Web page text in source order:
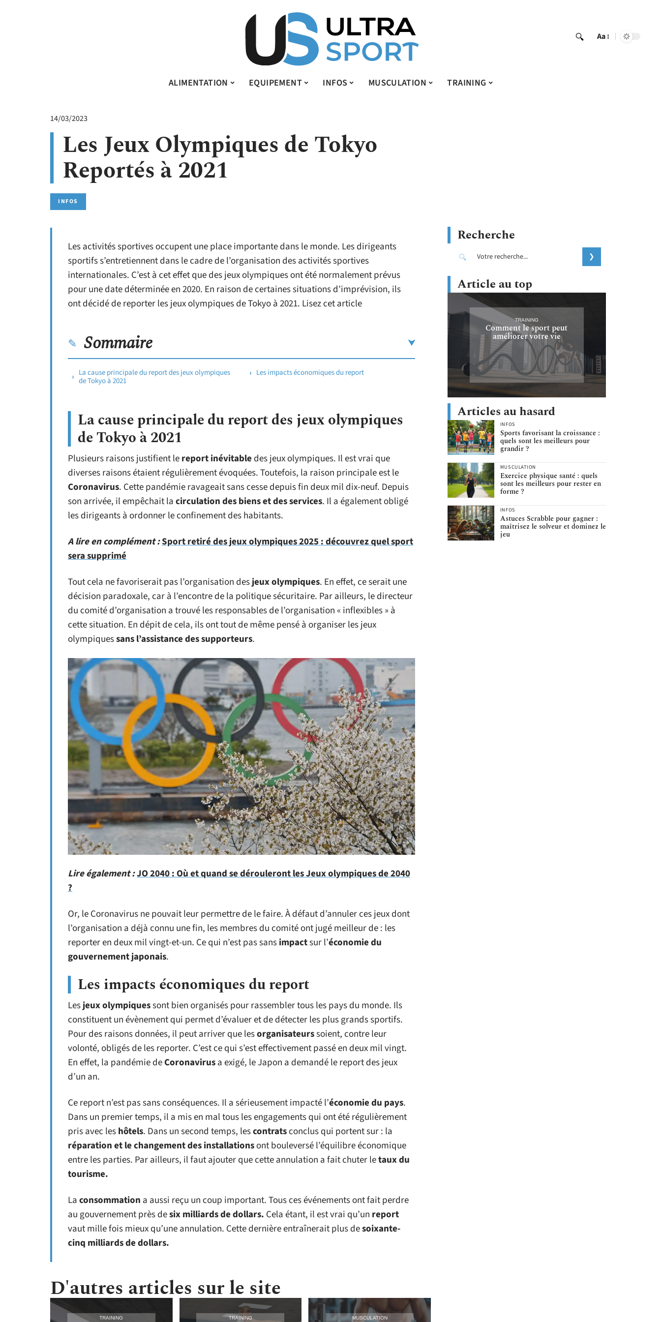
Aa
ALIMENTATION EQUIPEMENT INFOS MUSCULATION TRAINING
14/03/2023
Les Jeux Olympiques de Tokyo
Reportés à 2021
INFOS
Les activités sportives occupent une place importante dans le monde. Les dirigeants
sportifs s’entretiennent dans le cadre de l’organisation des activités sportives
internationales. C’est à cet effet que des jeux olympiques ont été normalement prévus
pour une date déterminée en 2020. En raison de certaines situations d’imprévision, ils
ont décidé de reporter les jeux olympiques de Tokyo à 2021. Lisez cet article
Sommaire
La cause principale du report des jeux olympiques
de Tokyo à 2021
Les impacts économiques du report
La cause principale du report des jeux olympiques
de Tokyo à 2021
Plusieurs raisons justifient lereport inévitable des jeux olympiques. Il est vrai que
diverses raisons étaient régulièrement évoquées. Toutefois, la raison principale est le
Coronavirus. Cette pandémie ravageait sans cesse depuis fin deux mil dix-neuf. Depuis
son arrivée, il empêchait lacirculation des biens et des services. Il a également obligé
les dirigeants à ordonner le confinement des habitants.
A lire en complément :Sport retiré des jeux olympiques 2025 : découvrez quel sport
sera supprimé
Tout cela ne favoriserait pas l’organisation desjeuxolympiques. En effet, ce serait une
décision paradoxale, car à l’encontre de la politique sécuritaire. Par ailleurs, le directeur
du comité d’organisation a trouvé les responsables de l’organisation « inflexibles » à
cette situation. En dépit de cela, ils ont tout de même pensé à organiser les jeux
olympiquessans l’assistance des supporteurs.
Lire également :JO 2040 : Où et quand se dérouleront les Jeux olympiques de 2040
?
Or, le Coronavirus ne pouvait leur permettre de le faire. À défaut d’annuler ces jeux dont
l’organisation a déjà connu une fin, les membres du comité ont jugé meilleur de : les
reporter en deux mil vingt-et-un. Ce qui n’est pas sansimpactsur l’économie du
gouvernement japonais.
Les impacts économiques du report
Lesjeuxolympiquessont bien organisés pour rassembler tous les pays du monde. Ils
constituent un évènement qui permet d’évaluer et de détecter les plus grands sportifs.
Pour des raisons données, il peut arriver que lesorganisateurssoient, contre leur
volonté, obligés de les reporter. C’est ce qui s’est effectivement passé en deux mil vingt.
En effet, la pandémie deCoronavirusa exigé, le Japon a demandé le report des jeux
d’un an.
Ce report n’est pas sans conséquences. Il a sérieusement impacté l’économie du pays.
Dans un premier temps, il a mis en mal tous les engagements qui ont été régulièrement
pris avec leshôtels. Dans un second temps, lescontratsconclus qui portent sur : la
réparation et le changement des installationsont bouleversé l’équilibre économique
entre les parties. Par ailleurs, il faut ajouter que cette annulation a fait chuter letaux du
tourisme.
Laconsommation a aussi reçu un coup important. Tous ces événements ont fait perdre
au gouvernement près desix milliards de dollars. Cela étant, il est vrai qu’un report
vaut mille fois mieux qu’une annulation. Cette dernière entraînerait plus desoixante-
cinq milliards de dollars.
D'autres articles sur le site
TRAINING TRAINING MUSCULATION
Recherche
Article au top
TRAINING
Comment le sport peut
améliorer votre vie
Articles au hasard
INFOS
Sports favorisant la croissance :
quels sont les meilleurs pour
grandir ?
MUSCULATION
Exercice physique santé : quels
sont les meilleurs pour rester en
forme ?
INFOS
Astuces Scrabble pour gagner :
maîtrisez le solveur et dominez le
jeu